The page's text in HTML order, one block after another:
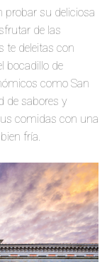
probar su deliciosa
de las
te deleitas con
bocadillo de
como San
de sabores y
comidas con una
fría.